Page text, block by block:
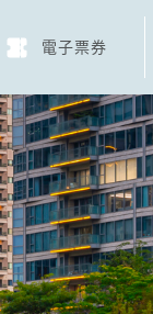
電子票券